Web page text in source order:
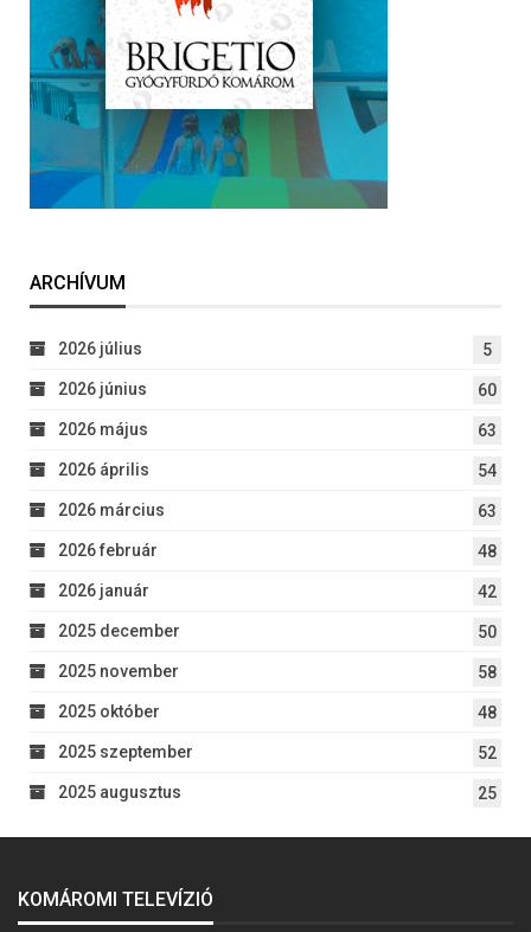
ARCHÍVUM
2026 július 5
2026 június 60
2026 május 63
2026 április 54
2026 március 63
2026 február 48
2026 január 42
2025 december 50
2025 november 58
2025 október 48
2025 szeptember 52
2025 augusztus 25
KOMÁROMI TELEVÍZIÓ